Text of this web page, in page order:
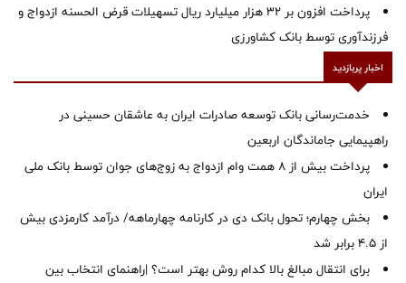
پرداخت افزون بر 32 هزار میلیارد ریال تسهیلات قرض الحسنه ازدواج و
فرزندآوری توسط بانک کشاورزی
اخبار پربازدید
خدمت‌رسانی بانک توسعه صادرات ایران به عاشقان حسینی در
راهپیمایی جاماندگان اربعین
پرداخت بیش از ۸ همت وام ازدواج به زوج‌های جوان توسط بانک ملی
ایران
بخش چهارم؛ تحول بانک دی در کارنامه چهارماهه/ درآمد کارمزدی بیش
از ۴.۵ برابر شد
برای انتقال مبالغ بالا کدام روش بهتر است؟ |راهنمای انتخاب بین